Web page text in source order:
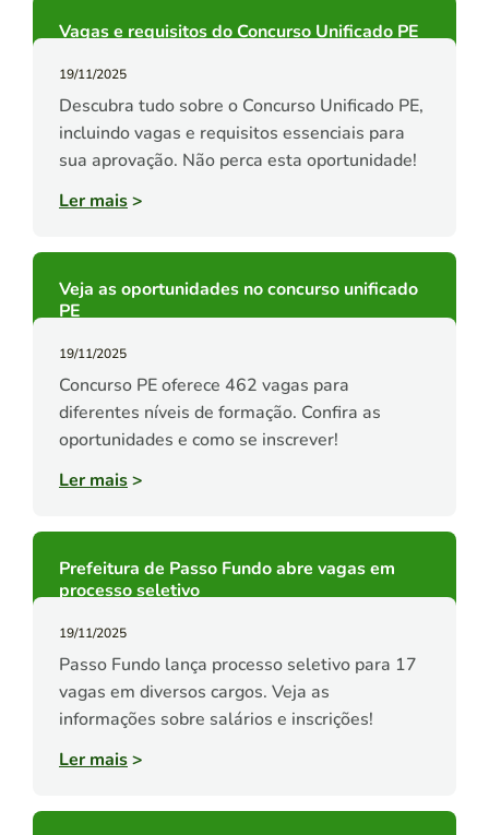
Vagas e requisitos do Concurso Unificado PE
19/11/2025
Descubra tudo sobre o Concurso Unificado PE,
incluindo vagas e requisitos essenciais para
sua aprovação. Não perca esta oportunidade!
Ler mais>
Veja as oportunidades no concurso unificado
PE
19/11/2025
Concurso PE oferece 462 vagas para
diferentes níveis de formação. Confira as
oportunidades e como se inscrever!
Ler mais>
Prefeitura de Passo Fundo abre vagas em
processo seletivo
19/11/2025
Passo Fundo lança processo seletivo para 17
vagas em diversos cargos. Veja as
informações sobre salários e inscrições!
Ler mais>